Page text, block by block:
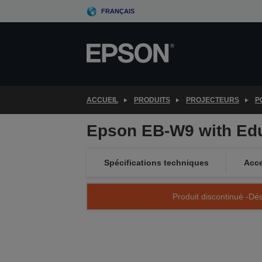
to
FRANÇAIS
ACCUEIL PRODUITS PROJECTEURS
Epson EB-W9 with
Spécifications techniques
Produit discontinué -